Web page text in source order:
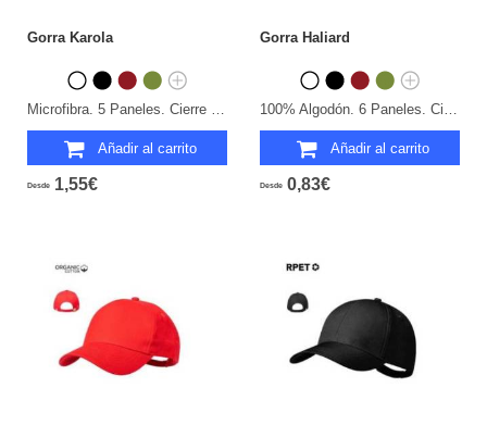
Gorra Karola
Microfibra. 5 Paneles. Cierre Hebilla.
Añadir al carrito
Desde 1,55€
Gorra Haliard
100% Algodón. 6 Paneles. Cierre Velcro.
Añadir al carrito
Desde 0,83€